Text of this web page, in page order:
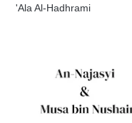
'Ala Al-Hadhrami